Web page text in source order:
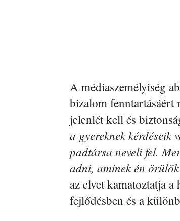
A médiaszemélyiség
bizalom
jelenlét kell és
a gyereknek kérdéseik
padtársa neveli fel.
adni, aminek én
az elvet kamatoztatja a
fejlődésben és a